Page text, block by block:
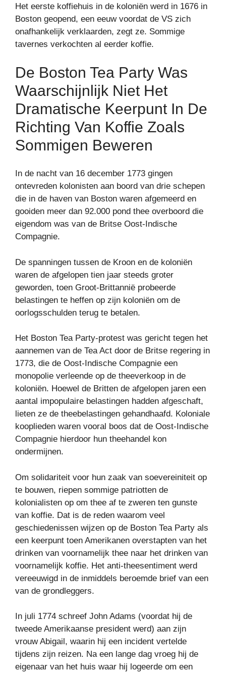
Het eerste koffiehuis in de koloniën werd in 1676 in
Boston geopend, een eeuw voordat de VS zich
onafhankelijk verklaarden, zegt ze. Sommige
tavernes verkochten al eerder koffie.
De Boston Tea Party Was
Waarschijnlijk Niet Het
Dramatische Keerpunt In De
Richting Van Koffie Zoals
Sommigen Beweren
In de nacht van 16 december 1773 gingen
ontevreden kolonisten aan boord van drie schepen
die in de haven van Boston waren afgemeerd en
gooiden meer dan 92.000 pond thee overboord die
eigendom was van de Britse Oost-Indische
Compagnie.
De spanningen tussen de Kroon en de koloniën
waren de afgelopen tien jaar steeds groter
geworden, toen Groot-Brittannië probeerde
belastingen te heffen op zijn koloniën om de
oorlogsschulden terug te betalen.
Het Boston Tea Party-protest was gericht tegen het
aannemen van de Tea Act door de Britse regering in
1773, die de Oost-Indische Compagnie een
monopolie verleende op de theeverkoop in de
koloniën. Hoewel de Britten de afgelopen jaren een
aantal impopulaire belastingen hadden afgeschaft,
lieten ze de theebelastingen gehandhaafd. Koloniale
kooplieden waren vooral boos dat de Oost-Indische
Compagnie hierdoor hun theehandel kon
ondermijnen.
Om solidariteit voor hun zaak van soevereiniteit op
te bouwen, riepen sommige patriotten de
kolonialisten op om thee af te zweren ten gunste
van koffie. Dat is de reden waarom veel
geschiedenissen wijzen op de Boston Tea Party als
een keerpunt toen Amerikanen overstapten van het
drinken van voornamelijk thee naar het drinken van
voornamelijk koffie. Het anti-theesentiment werd
vereeuwigd in de inmiddels beroemde brief van een
van de grondleggers.
In juli 1774 schreef John Adams (voordat hij de
tweede Amerikaanse president werd) aan zijn
vrouw Abigail, waarin hij een incident vertelde
tijdens zijn reizen. Na een lange dag vroeg hij de
eigenaar van het huis waar hij logeerde om een ​​